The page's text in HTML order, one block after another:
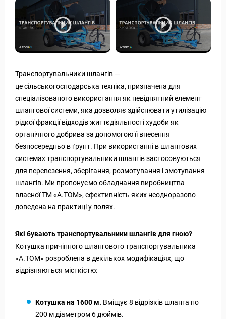
Транспортувальники шлангів —
це сільськогосподарська техніка, призначена для
спеціалізованого використання як невіднятний елемент
шлангової системи, яка дозволяє здійснювати утилізацію
рідкої фракції відходів життєдіяльності худоби як
органічного добрива за допомогою її внесення
безпосередньо в ґрунт. При використанні в шлангових
системах транспортувальники шлангів застосовуються
для перевезення, зберігання, розмотування і змотування
шлангів. Ми пропонуємо обладнання виробництва
власної ТМ «А.ТОМ», ефективність яких неодноразово
доведена на практиці у полях.
Які бувають транспортувальники шлангів для гною?
Котушка причіпного шлангового транспортувальника
«А.ТОМ» розроблена в декількох модифікаціях, що
відрізняються місткістю:
Котушка на 1600 м. Вміщує 8 відрізків шланга по
200 м діаметром 6 дюймів.